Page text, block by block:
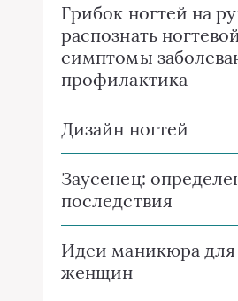
Грибок ногтей на
распознать
симптомы
профилактика
Дизайн ногтей
Заусенец:
последствия
Идеи маникюра
женщин